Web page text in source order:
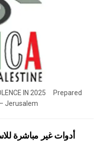
IN 2025 Prepared
Jerusalem
أدوات غير مباشرة